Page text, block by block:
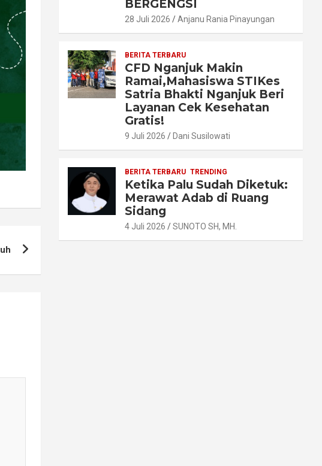
BERGENGSI
28 Juli 2026 Anjanu Rania Pinayungan
BERITA TERBARU
CFD Nganjuk Makin
Ramai,Mahasiswa STIKes
Satria Bhakti Nganjuk Beri
Layanan Cek Kesehatan
Gratis!
9 Juli 2026 Dani Susilowati
BERITA TERBARU TRENDING
Ketika Palu Sudah Diketuk:
Merawat Adab di Ruang
Sidang
4 Juli 2026 SUNOTO SH, MH.